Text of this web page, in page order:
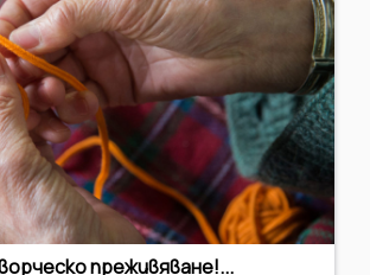
преживяване!...